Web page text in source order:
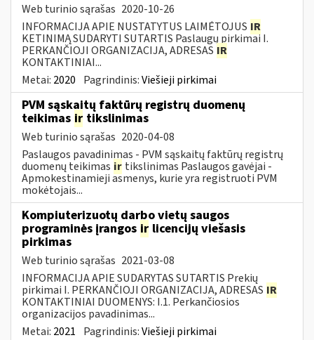
Web turinio sąrašas 2020-10-26
INFORMACIJA APIE NUSTATYTUS LAIMĖTOJUS IR
KETINIMĄ SUDARYTI SUTARTIS Paslaugų pirkimai I.
PERKANČIOJI ORGANIZACIJA, ADRESAS IR
KONTAKTINIAI...
Metai: 2020 Pagrindinis:Viešieji pirkimai
PVM sąskaitų faktūrų registrų duomenų
teikimas ir tikslinimas
Web turinio sąrašas 2020-04-08
Paslaugos pavadinimas - PVM sąskaitų faktūrų registrų
duomenų teikimas ir tikslinimas Paslaugos gavėjai -
Apmokestinamieji asmenys, kurie yra registruoti PVM
mokėtojais...
Kompiuterizuotų darbo vietų saugos
programinės įrangos ir licencijų viešasis
pirkimas
Web turinio sąrašas 2021-03-08
INFORMACIJA APIE SUDARYTAS SUTARTIS Prekių
pirkimai I. PERKANČIOJI ORGANIZACIJA, ADRESAS IR
KONTAKTINIAI DUOMENYS: I.1. Perkančiosios
organizacijos pavadinimas...
Metai: 2021 Pagrindinis:Viešieji pirkimai